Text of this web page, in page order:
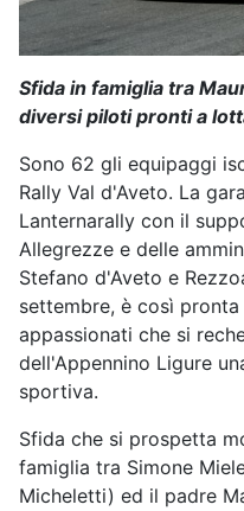
Sfida in famiglia tra
diversi piloti pronti a
Sono 62 gli equipaggi
Rally Val d'Aveto. La
Lanternarally con il
Allegrezze e delle
Stefano d'Aveto e
settembre, è così
appassionati che si
dell'Appennino Ligure
sportiva.
Sfida che si prospetta
famiglia tra Simone
Micheletti) ed il padre